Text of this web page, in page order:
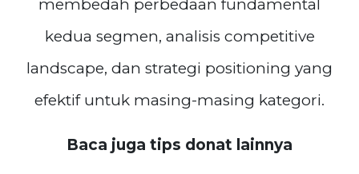
membedah perbedaan fundamental
kedua segmen, analisis competitive
landscape, dan strategi positioning yang
efektif untuk masing-masing kategori.
Baca juga tips donat lainnya